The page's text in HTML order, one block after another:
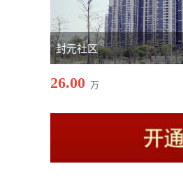
封元社区
26.00 万